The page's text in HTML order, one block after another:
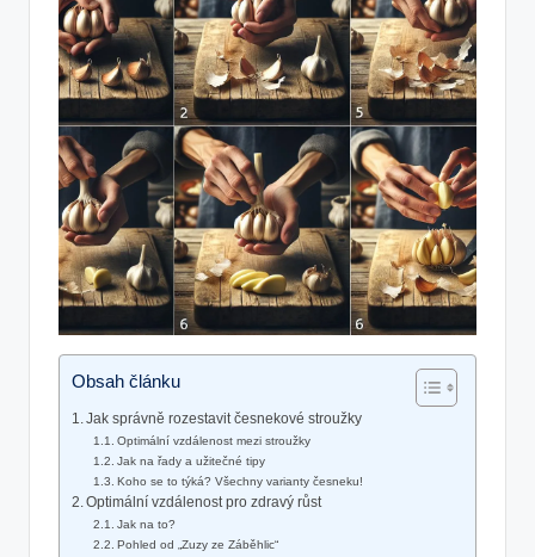
Obsah článku
Jak správně rozestavit česnekové stroužky
Optimální vzdálenost mezi stroužky
Jak na řady a užitečné tipy
Koho se to týká? Všechny varianty česneku!
Optimální vzdálenost pro zdravý růst
Jak na to?
Pohled od „Zuzy ze Záběhlic“